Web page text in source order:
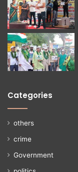
Categories
others
crime
Government